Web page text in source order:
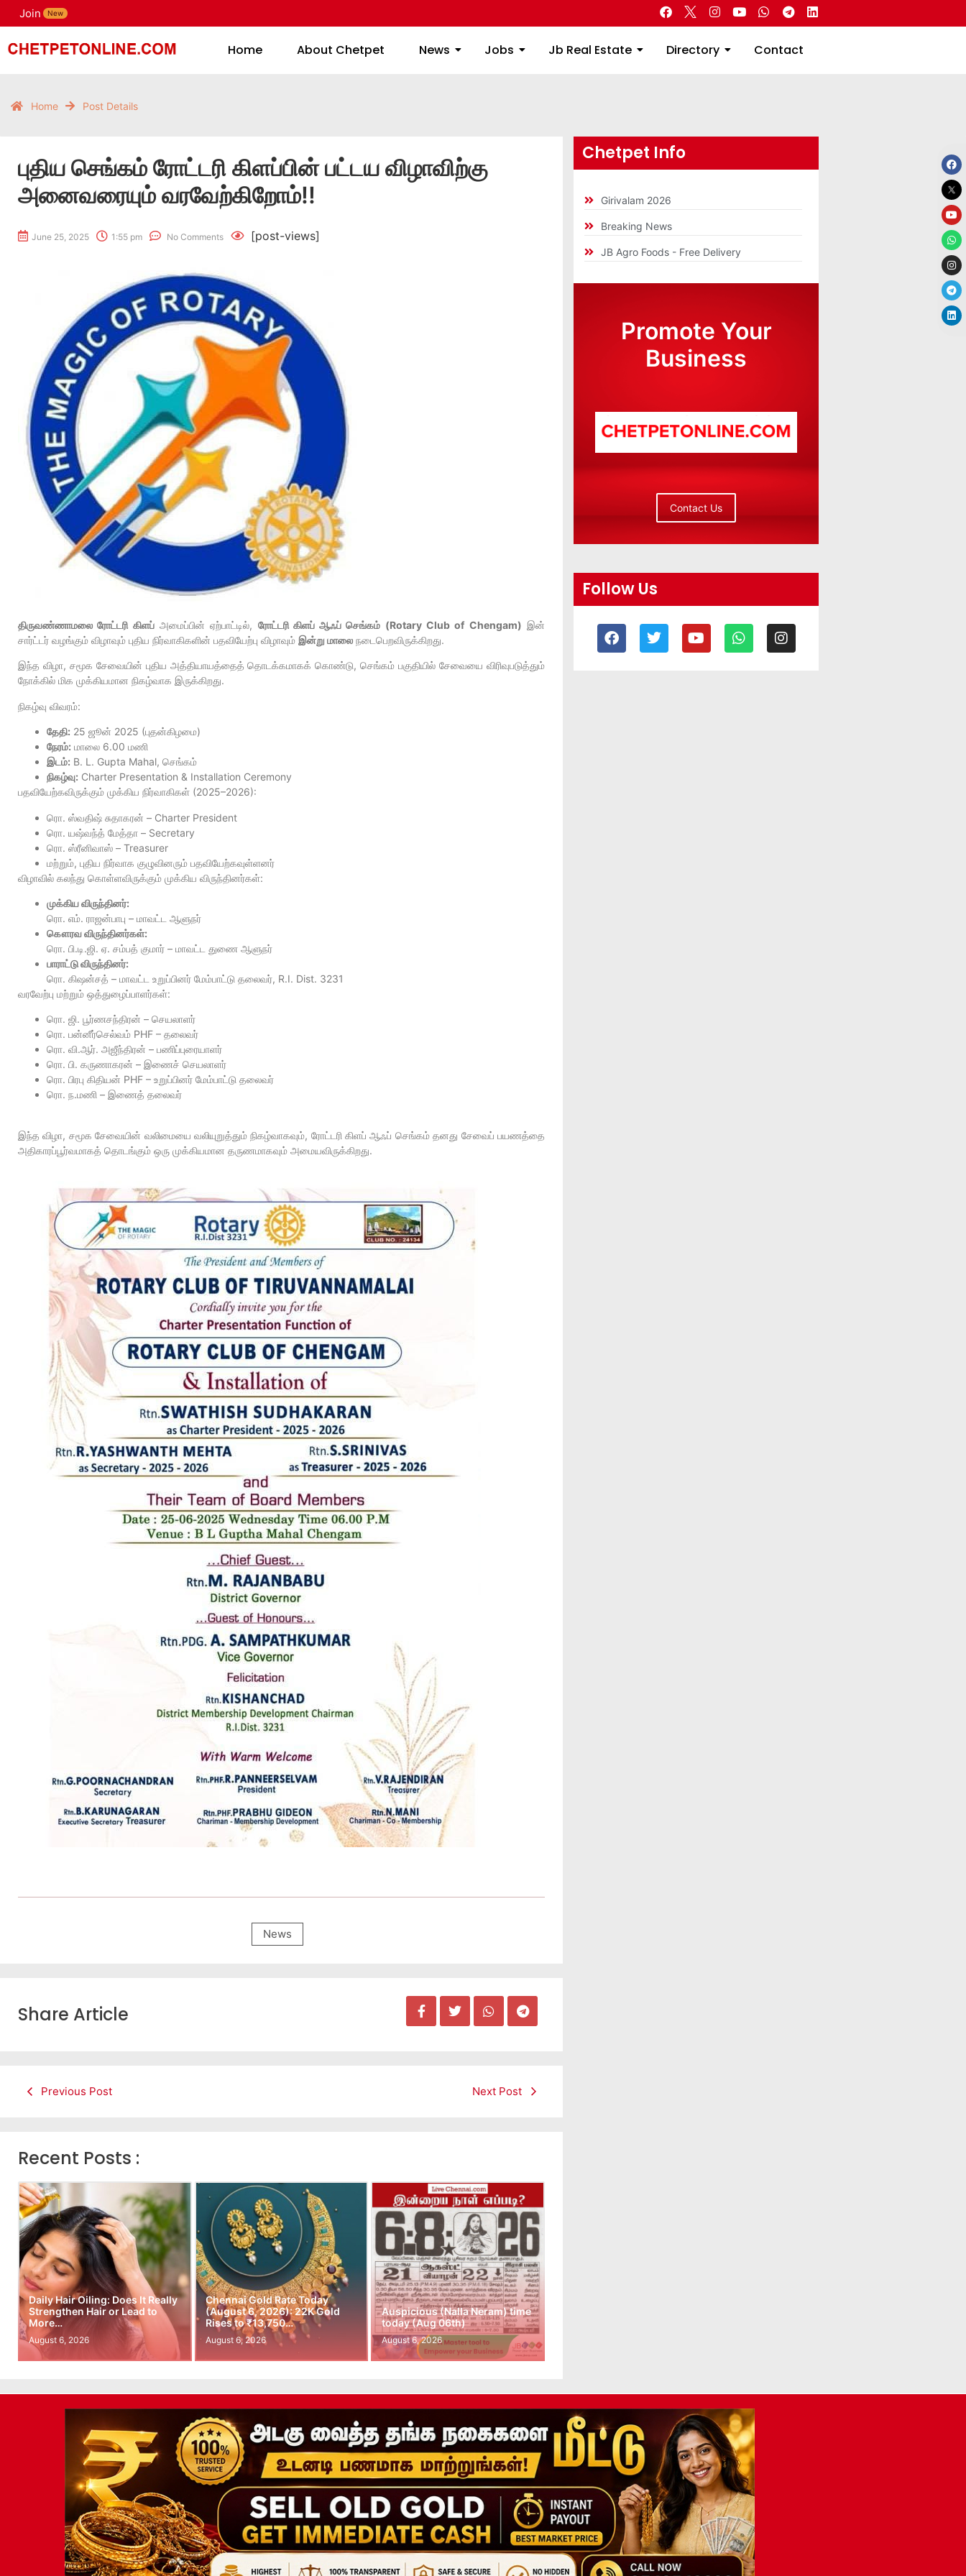
Join New
Home About Chetpet News Jobs Jb Real Estate Directory Contact
Jb Real Estate
Directory
Contact
Home Post Details
புதிய செங்கம் ரோட்டரி கிளப்பின் பட்டய விழாவிற்கு
அனைவரையும் வரவேற்கிறோம்!!
June 25, 2025 1:55 pm No Comments [post-views]
திருவண்ணாமலை ரோட்டரி கிளப்அமைப்பின் ஏற்பாட்டில், ரோட்டரி கிளப் ஆஃப் செங்கம் (Rotary Club of Chengam) இன்
சார்ட்டர் வழங்கும் விழாவும் புதிய நிர்வாகிகளின் பதவியேற்பு விழாவும் இன்று மாலை நடைபெறவிருக்கிறது.
இந்த விழா, சமூக சேவையின் புதிய அத்தியாயத்தைத் தொடக்கமாகக் கொண்டு, செங்கம் பகுதியில் சேவையை விரிவுபடுத்தும்
நோக்கில் மிக முக்கியமான நிகழ்வாக இருக்கிறது.
நிகழ்வு விவரம்:
தேதி: 25 ஜூன் 2025 (புதன்கிழமை)
நேரம்: மாலை 6.00 மணி
இடம்: B. L. Gupta Mahal, செங்கம்
நிகழ்வு: Charter Presentation & Installation Ceremony
பதவியேற்கவிருக்கும் முக்கிய நிர்வாகிகள் (2025–2026):
ரொ. ஸ்வதிஷ் சுதாகரன் – Charter President
ரொ. யஷ்வந்த் மேத்தா – Secretary
ரொ. ஸ்ரீனிவாஸ் – Treasurer
மற்றும், புதிய நிர்வாக குழுவினரும் பதவியேற்கவுள்ளனர்
விழாவில் கலந்து கொள்ளவிருக்கும் முக்கிய விருந்தினர்கள்:
முக்கிய விருந்தினர்:
ரொ. எம். ராஜன்பாபு – மாவட்ட ஆளுநர்
கௌரவ விருந்தினர்கள்:
ரொ. பி.டி.ஜி. ஏ. சம்பத் குமார் – மாவட்ட துணை ஆளுநர்
பாராட்டு விருந்தினர்:
ரொ. கிஷன்சத் – மாவட்ட உறுப்பினர் மேம்பாட்டு தலைவர், R.I. Dist. 3231
வரவேற்பு மற்றும் ஒத்துழைப்பாளர்கள்:
ரொ. ஜி. பூர்ணசந்திரன் – செயலாளர்
ரொ. பன்னீர்செல்வம் PHF – தலைவர்
ரொ. வி.ஆர். அஜீந்திரன் – பணிப்புரையாளர்
ரொ. பி. கருணாகரன் – இணைச் செயலாளர்
ரொ. பிரபு கிதியன் PHF – உறுப்பினர் மேம்பாட்டு தலைவர்
ரொ. ந.மணி – இணைத் தலைவர்
இந்த விழா, சமூக சேவையின் வலிமையை வலியுறுத்தும் நிகழ்வாகவும், ரோட்டரி கிளப் ஆஃப் செங்கம் தனது சேவைப் பயணத்தை
அதிகாரப்பூர்வமாகத் தொடங்கும் ஒரு முக்கியமான தருணமாகவும் அமையவிருக்கிறது.
News
Share Article
Previous Post Next Post
Recent Posts :
Daily Hair Oiling: Does It Really
Strengthen Hair or Lead to
More…
August 6, 2026
Chennai Gold Rate Today
(August 6, 2026): 22K Gold
Rises to ₹13,750…
August 6, 2026
Auspicious (Nalla Neram) time
today (Aug 06th)
August 6, 2026
Chetpet Info
Girivalam 2026
Breaking News
JB Agro Foods - Free Delivery
Promote Your
Business
Contact Us
Follow Us